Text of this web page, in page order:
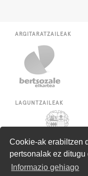
Cookie-ak erabiltzen
pertsonalak ez ditugu
Informazio gehiago
ARGITARATZAILEAK
LAGUNTZAILEAK